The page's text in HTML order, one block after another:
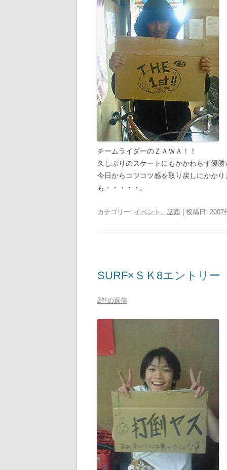
チームライダーのＺＡＷＡ！！
久しぶりのスケートにもかかわらず優勝
今日からコツコツ感を取り戻しにかか
も・・・・・。
カテゴリー: イベント、話題 | 投稿日: 2007
SURF×ＳＫ8エントリー
2件の返信